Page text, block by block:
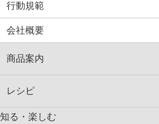
行動規範
会社概要
商品案内
レシピ
知る・楽しむ